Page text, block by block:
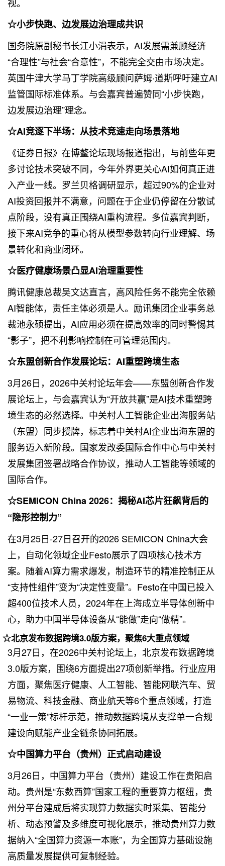
☆小步快跑、边发展边治理成共识
国务院原副秘书长江小涓表示，AI发展需兼顾经济
“合理性”与社会“合意性”，不能完全交由市场决定。
英国牛津大学马丁学院高级顾问萨姆·道斯呼吁建立AI
监管国际标准体系。与会嘉宾普遍赞同“小步快跑，
边发展边治理”理念。
☆AI竞逐下半场：从技术竞速走向场景落地
《证券日报》在博鳌论坛现场报道指出，与前些年更
多讨论技术突破不同，今年外界更关心AI如何真正进
入产业一线。罗兰贝格调研显示，超过90%的企业对
AI投资回报并不满意，问题在于企业仍停留在分散试
点阶段，没有真正围绕AI重构流程。多位嘉宾判断，
接下来AI竞争的重心将从模型参数转向行业理解、场
景转化和商业闭环。
☆医疗健康场景凸显AI治理重要性
腾讯健康总裁吴文达直言，高风险任务不能完全依赖
AI智能体，责任主体必须是人。励讯集团企业事务总
裁池永硕提出，AI应用必须在提高效率的同时警惕其
“影子”，把不利影响控制在可管理范围内。
☆东盟创新合作发展论坛：AI重塑跨境生态
3月26日，2026中关村论坛年会——东盟创新合作发
展论坛上，与会嘉宾认为“开放共赢”是AI技术重塑跨
境生态的必然选择。中关村人工智能企业出海服务站
（东盟）同步授牌，标志着中关村AI企业出海东盟的
服务迈入新阶段。国家发改委国际合作中心与中关村
发展集团签署战略合作协议，推动人工智能等领域的
国际合作。
☆SEMICON China 2026：揭秘AI芯片狂飙背后的
“隐形控制力”
在3月25日-27日召开的2026 SEMICON China大会
上，自动化领域企业Festo展示了四项核心技术方
案。随着AI算力需求爆发，制造环节的精准控制正从
“支持性组件”变为“决定性变量”。Festo在中国已投入
超400位技术人员，2024年在上海成立半导体创新中
心，助力中国半导体设备从“能做”走向“做精”。
☆北京发布数据跨境3.0版方案，聚焦6大重点领域
3月27日，在2026中关村论坛上，北京发布数据跨境
3.0版方案，围绕6方面提出27项创新举措。行业应用
方面，聚焦医疗健康、人工智能、智能网联汽车、贸
易物流、科技金融、商业航天等6个重点领域，打造
“一业一策”标杆示范，推动数据跨境从支撑单一合规
建设向赋能产业全链条协同拓展。
☆中国算力平台（贵州）正式启动建设
3月26日，中国算力平台（贵州）建设工作在贵阳启
动。贵州是“东数西算”国家工程的重要算力枢纽，贵
州分平台建成后将实现算力数据实时采集、智能分
析、动态预警及多维度可视化展示，推动贵州算力数
据纳入“全国算力资源一本账”，为全国算力基础设施
高质量发展提供可复制经验。